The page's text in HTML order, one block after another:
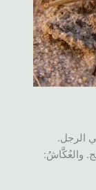
الرجل.
والعُكَّاشُ: